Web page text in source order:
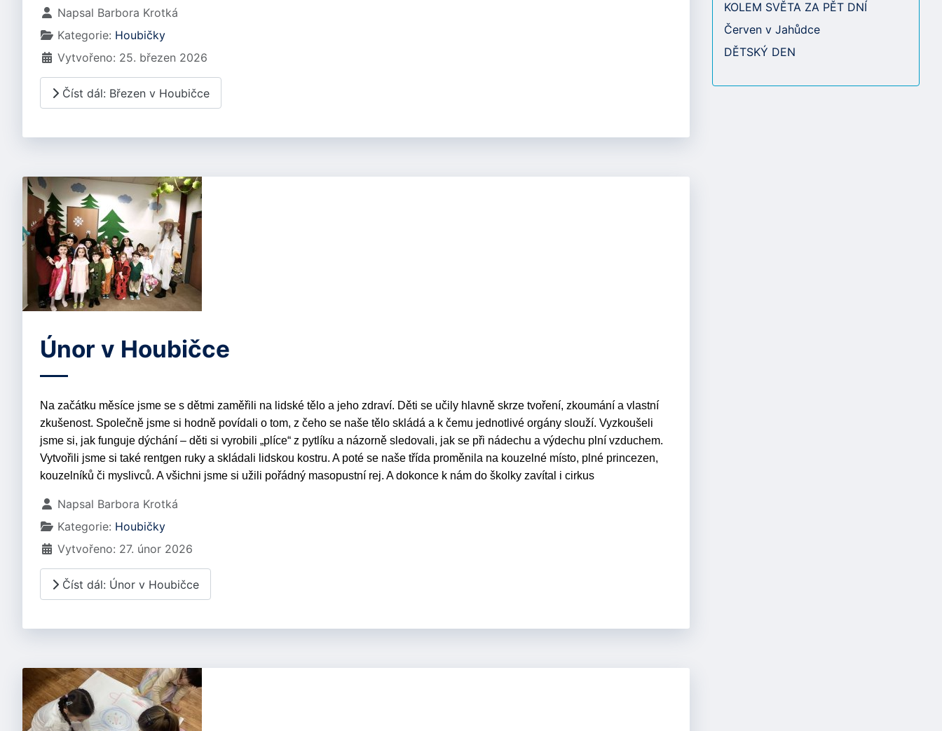
Základní údaje
Napsal Barbora Krotká
Kategorie: Houbičky
Vytvořeno: 25. březen 2026
Číst dál: Březen v Houbičce
Únor v Houbičce
Na začátku měsíce jsme se s dětmi zaměřili na lidské tělo a jeho zdraví. Děti se učily hlavně skrze tvoření, zkoumání a vlastní
zkušenost. Společně jsme si hodně povídali o tom, z čeho se naše tělo skládá a k čemu jednotlivé orgány slouží. Vyzkoušeli
jsme si, jak funguje dýchání – děti si vyrobili „plíce“ z pytlíku a názorně sledovali, jak se při nádechu a výdechu plní vzduchem.
Vytvořili jsme si také rentgen ruky a skládali lidskou kostru. A poté se naše třída proměnila na kouzelné místo, plné princezen,
kouzelníků či myslivců. A všichni jsme si užili pořádný masopustní rej. A dokonce k nám do školky zavítal i cirkus
Základní údaje
Napsal Barbora Krotká
Kategorie: Houbičky
Vytvořeno: 27. únor 2026
Číst dál: Únor v Houbičce
KOLEM SVĚTA ZA PĚT DNÍ
Červen v Jahůdce
DĚTSKÝ DEN